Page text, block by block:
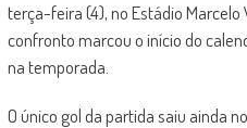
terça-feira (4), no Estádio Marcelo
confronto marcou o início do
na temporada.
O único gol da partida saiu ainda